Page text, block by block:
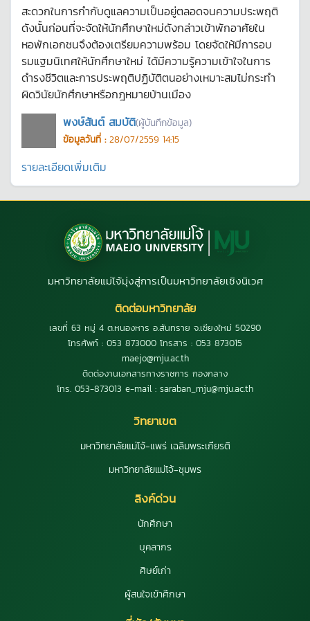
สะดวกในการกำกับดูแลความเป็นอยู่ตลอดจนความประพฤติ
ดังนั้นก่อนที่จะจัดให้นักศึกษาใหม่ดังกล่าวเข้าพักอาศัยใน
หอพักเอกชนจึงต้องเตรียมความพร้อม โดยจัดให้มีการอบ
รมแฐมนิเทศให้นักศึกษาใหม่ ได้มีความรู้ความเข้าใจในการ
ดำรงชีวิตและการประพฤติปฏิบัติตนอย่างเหมาะสมไม่กระทำ
ผิดวินัยนักศึกษาหรือกฎหมายบ้านเมือง
พงษ์สันต์ สมบัติ(ผู้บันทึกข้อมูล)
ข้อมูลวันที่ : 28/07/2559 14:15
รายละเอียดเพิ่มเติม
มหาวิทยาลัยแม่โจ้มุ่งสู่การเป็นมหาวิทยาลัยเชิงนิเวศ
ติดต่อมหาวิทยาลัย
เลขที่ 63 หมู่ 4 ต.หนองหาร อ.สันทราย จ.เชียงใหม่ 50290
โทรศัพท์ : 053 873000 โทรสาร : 053 873015
maejo@mju.ac.th
ติดต่องานเอกสารทางราชการ กองกลาง
โทร. 053-873013 e-mail : saraban_mju@mju.ac.th
วิทยาเขต
มหาวิทยาลัยแม่โจ้-แพร่ เฉลิมพระเกียรติ
มหาวิทยาลัยแม่โจ้-ชุมพร
ลิงค์ด่วน
นักศึกษา
บุคลากร
ศิษย์เก่า
ผู้สนใจเข้าศึกษา